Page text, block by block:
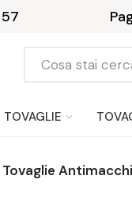
TOVAGLIE
Tovaglie